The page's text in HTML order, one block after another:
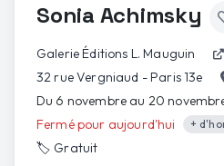
Sonia Achimsky
Galerie Éditions L. Mauguin
32 rue Vergniaud - Paris 13e
Du 6 novembre au 20
Fermé pour aujourd'hui
+
🏷️ Gratuit